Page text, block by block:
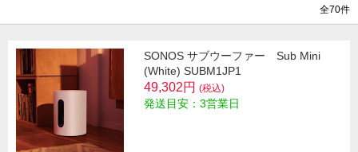
全70件
SONOS サブウーファー Sub Mini
(White) SUBM1JP1
49,302円 (税込)
発送目安：3営業日